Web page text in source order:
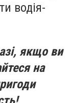
водія-
якщо ви
на